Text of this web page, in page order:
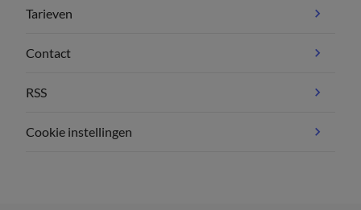
Tarieven
Contact
RSS
Cookie instellingen